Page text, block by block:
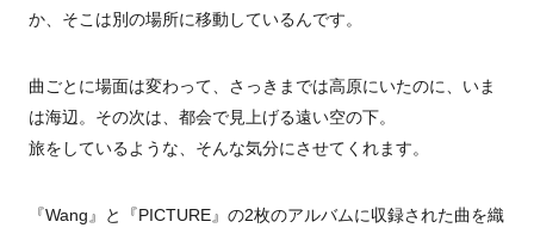
か、そこは別の場所に移動しているんです。
曲ごとに場面は変わって、さっきまでは高原にいたのに、いま
は海辺。その次は、都会で見上げる遠い空の下。
旅をしているような、そんな気分にさせてくれます。
『Wang』と『PICTURE』の2枚のアルバムに収録された曲を織